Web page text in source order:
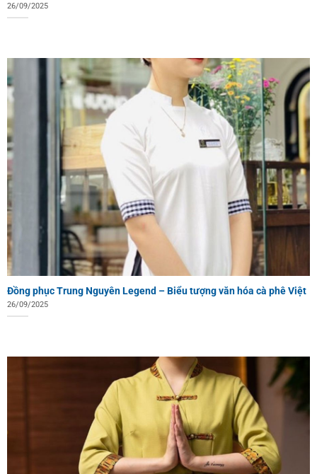
26/09/2025
Đồng phục Trung Nguyên Legend – Biểu tượng văn hóa cà phê Việt
26/09/2025